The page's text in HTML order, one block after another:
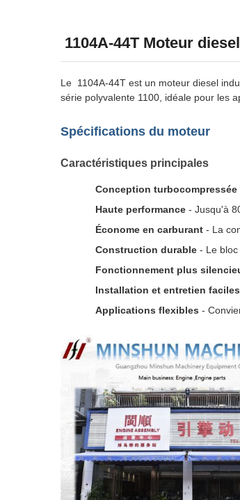
1104A-44T Moteur
Le 1104A-44T est un moteur diesel
série polyvalente 1100, idéale pour les
Spécifications du moteur
Caractéristiques principales
Conception turbocompressée
Haute performance - Jusqu'à
Économe en carburant - La
Construction durable - Le
Fonctionnement plus
Installation et entretien faciles
Applications flexibles -